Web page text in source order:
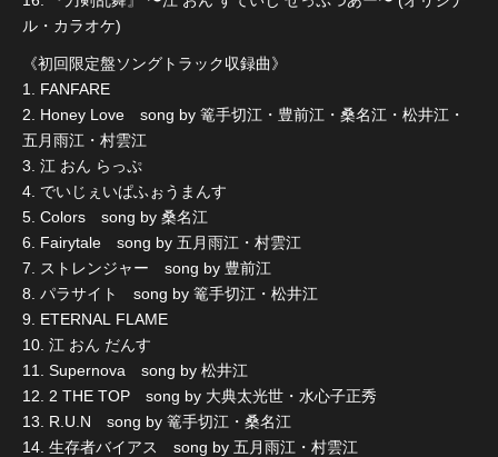
ル・カラオケ)
《初回限定盤ソングトラック収録曲》
1. FANFARE
2. Honey Love song by 篭手切江・豊前江・桑名江・松井江・
五月雨江・村雲江
3. 江 おん らっぷ
4. でいじぇいぱふぉうまんす
5. Colors song by 桑名江
6. Fairytale song by 五月雨江・村雲江
7. ストレンジャー song by 豊前江
8. パラサイト song by 篭手切江・松井江
9. ETERNAL FLAME
10. 江 おん だんす
11. Supernova song by 松井江
12. 2 THE TOP song by 大典太光世・水心子正秀
13. R.U.N song by 篭手切江・桑名江
14. 生存者バイアス song by 五月雨江・村雲江